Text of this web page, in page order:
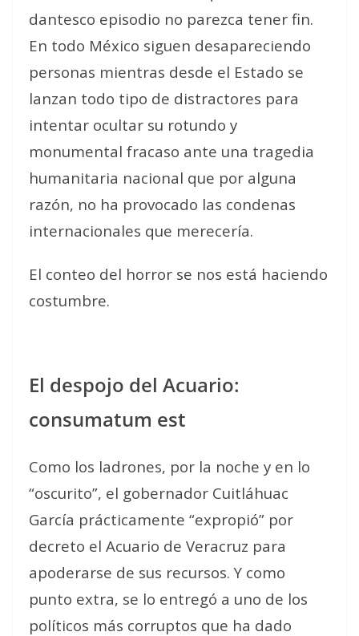
dantesco episodio no parezca tener fin.
En todo México siguen desapareciendo
personas mientras desde el Estado se
lanzan todo tipo de distractores para
intentar ocultar su rotundo y
monumental fracaso ante una tragedia
humanitaria nacional que por alguna
razón, no ha provocado las condenas
internacionales que merecería.
El conteo del horror se nos está haciendo
costumbre.
El despojo del Acuario:
consumatum est
Como los ladrones, por la noche y en lo
“oscurito”, el gobernador Cuitláhuac
García prácticamente “expropió” por
decreto el Acuario de Veracruz para
apoderarse de sus recursos. Y como
punto extra, se lo entregó a uno de los
políticos más corruptos que ha dado